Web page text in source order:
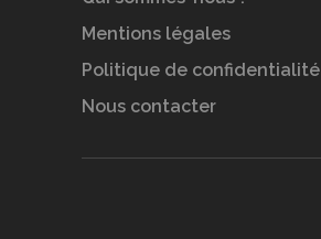
Mentions légales
Politique de confidentialité
Nous contacter